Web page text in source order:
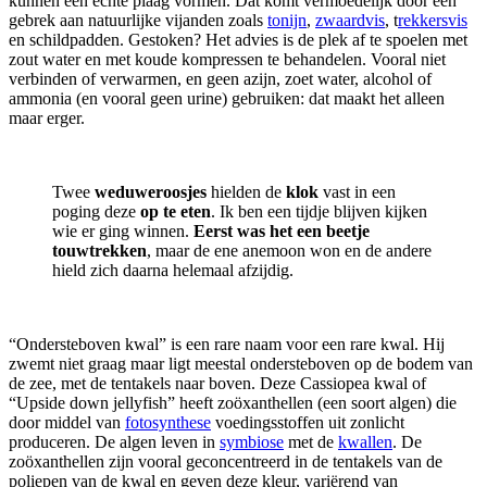
gebrek aan natuurlijke vijanden zoals tonijn, zwaardvis, trekkersvis
en schildpadden. Gestoken? Het advies is de plek af te spoelen met
zout water en met koude kompressen te behandelen. Vooral niet
verbinden of verwarmen, en geen azijn, zoet water, alcohol of
ammonia (en vooral geen urine) gebruiken: dat maakt het alleen
maar erger.
Twee weduweroosjes hielden de klok vast in een
poging deze op te eten. Ik ben een tijdje blijven kijken
wie er ging winnen. Eerst was het een beetje
touwtrekken, maar de ene anemoon won en de andere
hield zich daarna helemaal afzijdig.
“Ondersteboven kwal” is een rare naam voor een rare kwal. Hij
zwemt niet graag maar ligt meestal ondersteboven op de bodem van
de zee, met de tentakels naar boven. Deze Cassiopea kwal of
“Upside down jellyfish” heeft zoöxanthellen (een soort algen) die
door middel van fotosynthese voedingsstoffen uit zonlicht
produceren. De algen leven in symbiose met de kwallen. De
zoöxanthellen zijn vooral geconcentreerd in de tentakels van de
poliepen van de kwal en geven deze kleur, variërend van